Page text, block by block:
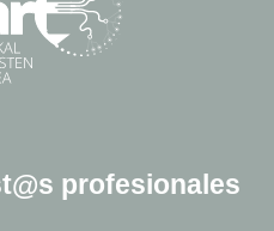
profesionales